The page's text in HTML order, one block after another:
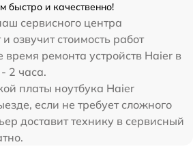
быстро и качественно!
сервисного центра
озвучит стоимость работ
время ремонта устройств Haier в
2 часа.
платы ноутбука Haier
если не требует сложного
доставит технику в сервисный